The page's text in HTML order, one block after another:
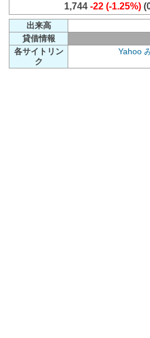
1,744 -22 (-1.25%)
出来高
貸借情報
各サイトリン
ク
Yahoo